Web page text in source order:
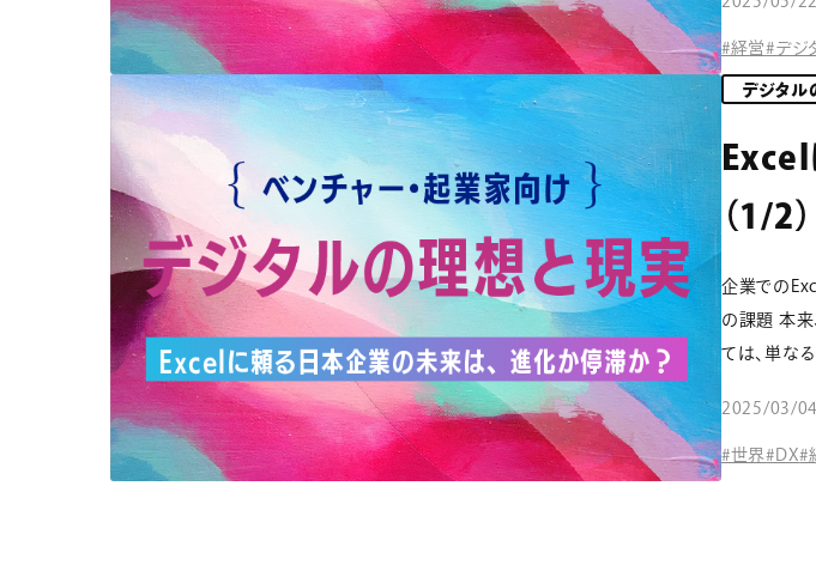
#経営#デジ
デジタル
（1/2）
企業での
の課題 本来
ては、単な
2025/03/04
#世界#DX#